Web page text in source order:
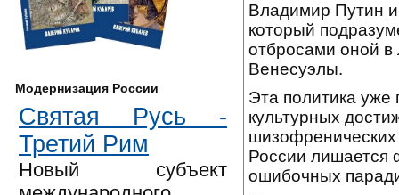
Модернизация России
Святая Русь -
Третий Рим
Новый субъект
Владимир Путин и
который
отбросами оной
Венесуэлы.
Эта политика уже
культурных
шизофренических
России лишается
ошибочных